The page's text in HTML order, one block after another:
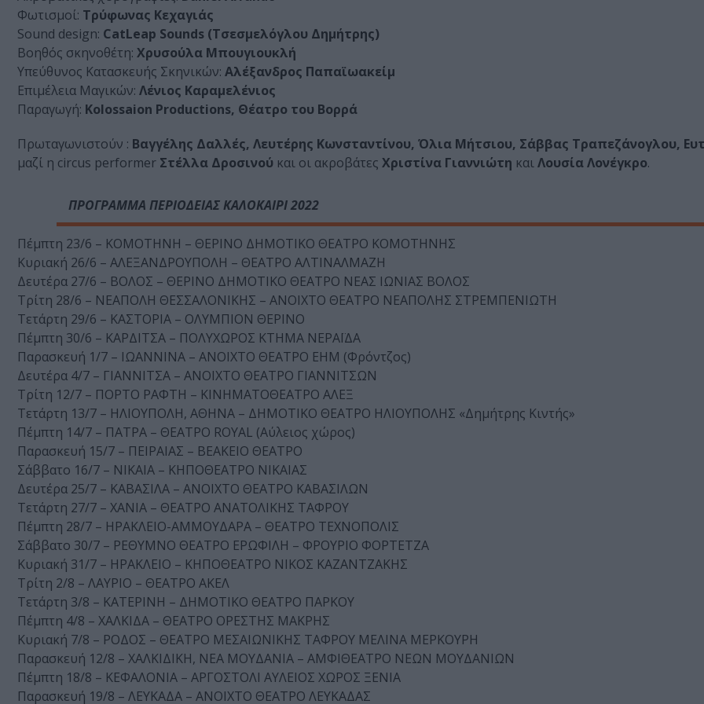
Φωτισμοί: Τρύφωνας Κεχαγιάς
Sound design: CatLeap Sounds (Τσεσμελόγλου Δημήτρης)
Βοηθός σκηνοθέτη: Χρυσούλα Μπουγιουκλή
Υπεύθυνος Κατασκευής Σκηνικών: Αλέξανδρος Παπαϊωακείμ
Επιμέλεια Μαγικών: Λένιος Καραμελένιος
Παραγωγή: Kolossaion Productions, Θέατρο του Βορρά
Πρωταγωνιστούν : Βαγγέλης Δαλλές, Λευτέρης Κωνσταντίνου, Όλια Μήτσιου, Σάββας Τραπεζάνογλου,
μαζί η circus performer Στέλλα Δροσινού και οι ακροβάτες Χριστίνα Γιαννιώτη καιΛουσία Λονέγκρο.
ΠΡΟΓΡΑΜΜΑ ΠΕΡΙΟΔΕΙΑΣ ΚΑΛΟΚΑΙΡΙ 2022
Πέμπτη 23/6 – ΚΟΜΟΤΗΝΗ – ΘΕΡΙΝΟ ΔΗΜΟΤΙΚΟ ΘΕΑΤΡΟ ΚΟΜΟΤΗΝΗΣ
Κυριακή 26/6 – ΑΛΕΞΑΝΔΡΟΥΠΟΛΗ – ΘΕΑΤΡΟ ΑΛΤΙΝΑΛΜΑΖΗ
Δευτέρα 27/6 – ΒΟΛΟΣ – ΘΕΡΙΝΟ ΔΗΜΟΤΙΚΟ ΘΕΑΤΡΟ ΝΕΑΣ ΙΩΝΙΑΣ ΒΟΛΟΣ
Τρίτη 28/6 – ΝΕΑΠΟΛΗ ΘΕΣΣΑΛΟΝΙΚΗΣ – ΑΝΟΙΧΤΟ ΘΕΑΤΡΟ ΝΕΑΠΟΛΗΣ ΣΤΡΕΜΠΕΝΙΩΤΗ
Τετάρτη 29/6 – ΚΑΣΤΟΡΙΑ – ΟΛΥΜΠΙΟΝ ΘΕΡΙΝΟ
Πέμπτη 30/6 – ΚΑΡΔΙΤΣΑ – ΠΟΛΥΧΩΡΟΣ ΚΤΗΜΑ ΝΕΡΑΪΔΑ
Παρασκευή 1/7 – ΙΩΑΝΝΙΝΑ – ΑΝΟΙΧΤΟ ΘΕΑΤΡΟ ΕΗΜ (Φρόντζος)
Δευτέρα 4/7 – ΓΙΑΝΝΙΤΣΑ – ΑΝΟΙΧΤΟ ΘΕΑΤΡΟ ΓΙΑΝΝΙΤΣΩΝ
Τρίτη 12/7 – ΠΟΡΤΟ ΡΑΦΤΗ – ΚΙΝΗΜΑΤΟΘΕΑΤΡΟ ΑΛΕΞ
Τετάρτη 13/7 – ΗΛΙΟΥΠΟΛΗ, ΑΘΗΝΑ – ΔΗΜΟΤΙΚΟ ΘΕΑΤΡΟ ΗΛΙΟΥΠΟΛΗΣ «Δημήτρης Κιντής»
Πέμπτη 14/7 – ΠΑΤΡΑ – ΘΕΑΤΡΟ ROYAL (Αύλειος χώρος)
Παρασκευή 15/7 – ΠΕΙΡΑΙΑΣ – ΒΕΑΚΕΙΟ ΘΕΑΤΡΟ
Σάββατο 16/7 – ΝΙΚΑΙΑ – ΚΗΠΟΘΕΑΤΡΟ ΝΙΚΑΙΑΣ
Δευτέρα 25/7 – ΚΑΒΑΣΙΛΑ – ΑΝΟΙΧΤΟ ΘΕΑΤΡΟ ΚΑΒΑΣΙΛΩΝ
Τετάρτη 27/7 – ΧΑΝΙΑ – ΘΕΑΤΡΟ ΑΝΑΤΟΛΙΚΗΣ ΤΑΦΡΟΥ
Πέμπτη 28/7 – ΗΡΑΚΛΕΙΟ-ΑΜΜΟΥΔΑΡΑ – ΘΕΑΤΡΟ ΤΕΧΝΟΠΟΛΙΣ
Σάββατο 30/7 – ΡΕΘΥΜΝΟ ΘΕΑΤΡΟ ΕΡΩΦΙΛΗ – ΦΡΟΥΡΙΟ ΦΟΡΤΕΤΖΑ
Κυριακή 31/7 – ΗΡΑΚΛΕΙΟ – ΚΗΠΟΘΕΑΤΡΟ ΝΙΚΟΣ ΚΑΖΑΝΤΖΑΚΗΣ
Τρίτη 2/8 – ΛΑΥΡΙΟ – ΘΕΑΤΡΟ ΑΚΕΛ
Τετάρτη 3/8 – ΚΑΤΕΡΙΝΗ – ΔΗΜΟΤΙΚΟ ΘΕΑΤΡΟ ΠΑΡΚΟΥ
Πέμπτη 4/8 – ΧΑΛΚΙΔΑ – ΘΕΑΤΡΟ ΟΡΕΣΤΗΣ ΜΑΚΡΗΣ
Κυριακή 7/8 – ΡΟΔΟΣ – ΘΕΑΤΡΟ ΜΕΣΑΙΩΝΙΚΗΣ ΤΑΦΡΟΥ ΜΕΛΙΝΑ ΜΕΡΚΟΥΡΗ
Παρασκευή 12/8 – ΧΑΛΚΙΔΙΚΗ, ΝΕΑ ΜΟΥΔΑΝΙΑ – ΑΜΦΙΘΕΑΤΡΟ ΝΕΩΝ ΜΟΥΔΑΝΙΩΝ
Πέμπτη 18/8 – ΚΕΦΑΛΟΝΙΑ – ΑΡΓΟΣΤΟΛΙ ΑΥΛΕΙΟΣ ΧΩΡΟΣ ΞΕΝΙΑ
Παρασκευή 19/8 – ΛΕΥΚΑΔΑ – ΑΝΟΙΧΤΟ ΘΕΑΤΡΟ ΛΕΥΚΑΔΑΣ